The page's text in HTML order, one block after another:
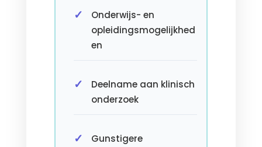
Onderwijs- en
opleidingsmogelijkhed
en
Deelname aan klinisch
onderzoek
Gunstigere